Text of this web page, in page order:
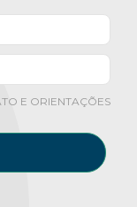
E ORIENTAÇÕES